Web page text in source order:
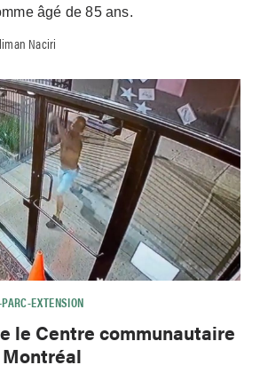
âgé de 85 ans.
Naciri
EXTENSION
le Centre communautaire